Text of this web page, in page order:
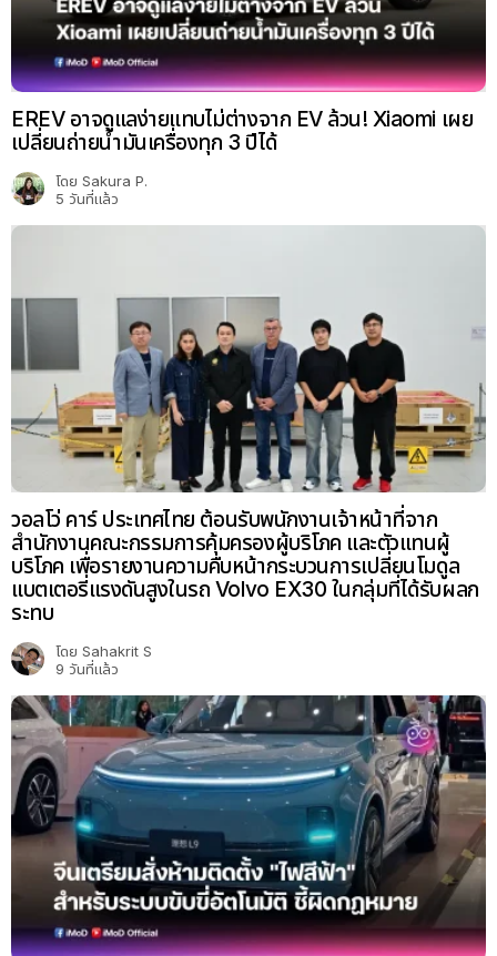
EREV อาจดูแลง่ายแทบไม่ต่างจาก EV ล้วน! Xiaomi เผย
เปลี่ยนถ่ายน้ำมันเครื่องทุก 3 ปีได้
โดย Sakura P.
5 วันที่แล้ว
วอลโว่ คาร์ ประเทศไทย ต้อนรับพนักงานเจ้าหน้าที่จาก
สำนักงานคณะกรรมการคุ้มครองผู้บริโภค และตัวแทนผู้
บริโภค เพื่อรายงานความคืบหน้ากระบวนการเปลี่ยนโมดูล
แบตเตอรี่แรงดันสูงในรถ Volvo EX30 ในกลุ่มที่ได้รับผลก
ระทบ
โดย Sahakrit S
9 วันที่แล้ว